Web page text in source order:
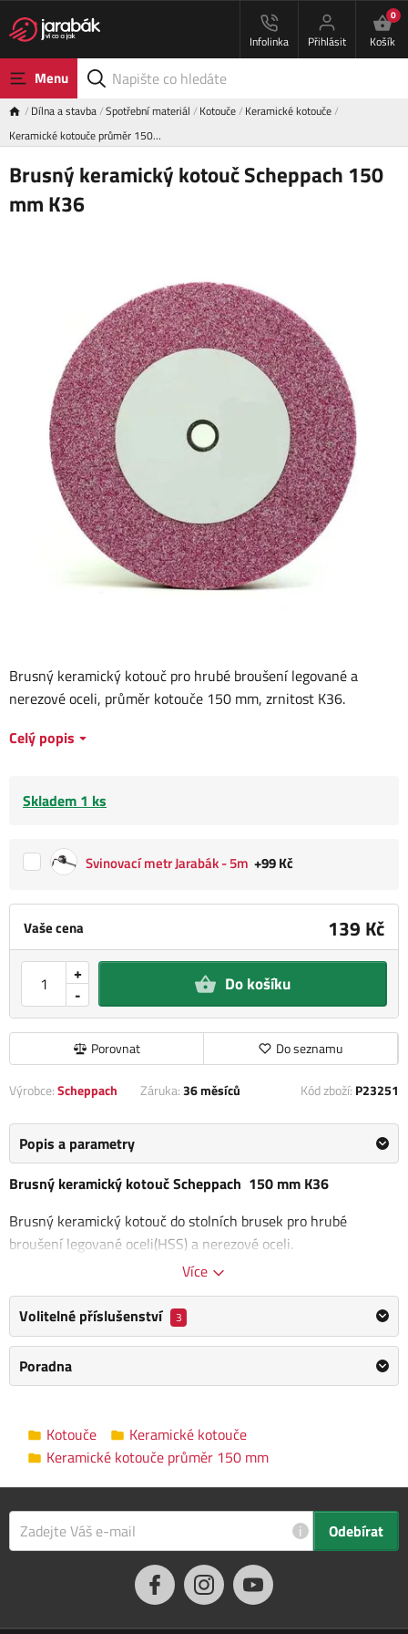
Infolinka Přihlásit
0
Košík
Menu
Dílna a stavba Spotřební materiál Kotouče Keramické kotouče
Keramické kotouče průměr 150…
Brusný keramický kotouč Scheppach 150
mm K36
Vaše cena 139 Kč
-
+ Do košíku
Porovnat Do seznamu
Brusný keramický kotouč pro hrubé broušení legované a
nerezové oceli, průměr kotouče 150 mm, zrnitost K36.
Celý popis
Skladem 1 ks
Svinovací metr Jarabák - 5m +99 Kč
Výrobce:Scheppach Záruka:36 měsíců Kód zboží: P23251
Popis a parametry
Brusný keramický kotouč Scheppach 150 mm K36
Brusný keramický kotouč do stolních brusek pro hrubé
broušení legované oceli(HSS) a nerezové oceli.
Rozměry kotouče: 150 x 12,7 x 16 mm
Vnitřní průměr kotouče: 12,7
Tloušťka kotouče: 16 mm
Zrnitost: 36
Výrobce
Scheppach/Informace o výrobci
150 mm
Vnitřní průměr
12.7 mm
Tloušťka kotouče
16 mm
P36
Rozměry balení
0.0 x 0.0 x 0.0 cm
Více
Volitelné příslušenství 3
Poradna
Kotouče
Keramické kotouče
Keramické kotouče průměr 150 mm
i Odebírat